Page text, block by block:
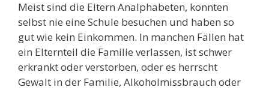
Meist sind die Eltern Analphabeten, konnten
selbst nie eine Schule besuchen und haben so
gut wie kein Einkommen. In manchen Fällen hat
ein Elternteil die Familie verlassen, ist schwer
erkrankt oder verstorben, oder es herrscht
Gewalt in der Familie, Alkoholmissbrauch oder